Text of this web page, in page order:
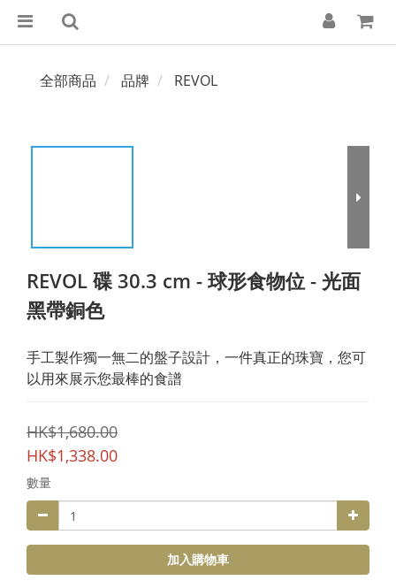
全部商品 品牌 REVOL
REVOL 碟 30.3 cm - 球形食物位 - 光面
黑帶銅色
手工製作獨一無二的盤子設計，一件真正的珠寶，您可
以用來展示您最棒的食譜
HK$1,680.00
HK$1,338.00
數量
加入購物車